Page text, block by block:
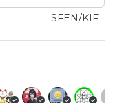
SFEN/KIF